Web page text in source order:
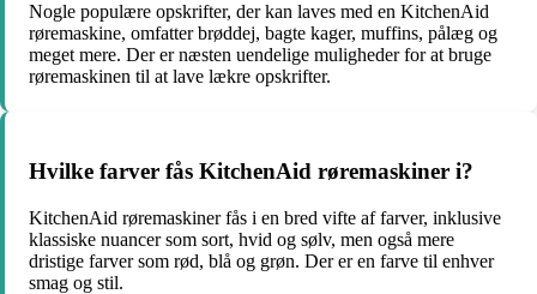
Nogle populære opskrifter, der kan laves med en KitchenAid
røremaskine, omfatter brøddej, bagte kager, muffins, pålæg og
meget mere. Der er næsten uendelige muligheder for at bruge
røremaskinen til at lave lækre opskrifter.
Hvilke farver fås KitchenAid røremaskiner i?
KitchenAid røremaskiner fås i en bred vifte af farver, inklusive
klassiske nuancer som sort, hvid og sølv, men også mere
dristige farver som rød, blå og grøn. Der er en farve til enhver
smag og stil.